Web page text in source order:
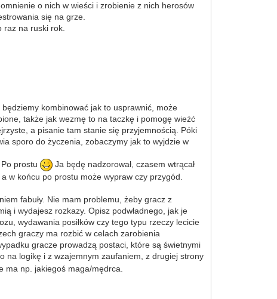
o nich w wieści i zrobienie z nich herosów
się na grze.
raz na ruski rok.
kombinować jak to usprawnić, może
także jak wezmę to na taczkę i pomogę wieźć
a pisanie tam stanie się przyjemnością. Póki
sporo do życzenia, zobaczymy jak to wyjdzie w
Po prostu
Ja będę nadzorował, czasem wtrącał
w końcu po prostu może wypraw czy przygód.
fabuły. Nie mam problemu, żeby gracz z
i wydajesz rozkazy. Opisz podwładnego, jak je
wydawania posiłków czy tego typu rzeczy lecicie
graczy ma rozbić w celach zarobienia
gracze prowadzą postaci, które są świetnymi
na logikę i z wzajemnym zaufaniem, z drugiej strony
np. jakiegoś maga/mędrca.